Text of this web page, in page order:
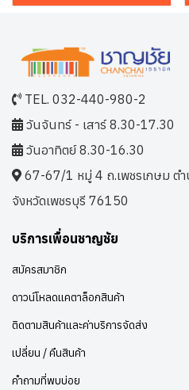
TEL. 032-440-980-2
วันจันทร์ - เสาร์ 8.30-17.30
วันอาทิตย์ 8.30-16.30
67-67/1 หมู่ 4 ถ.เพชรเกษม ตำ
จังหวัดเพชรบุรี 76150
บริการเพื่อนชาญชัย
สมัครสมาชิก
ดาวน์โหลดแคตาล็อกสินค้า
ติดตามสินค้าและค่าบริการจัดส่ง
เปลี่ยน / คืนสินค้า
คำถามที่พบบ่อย